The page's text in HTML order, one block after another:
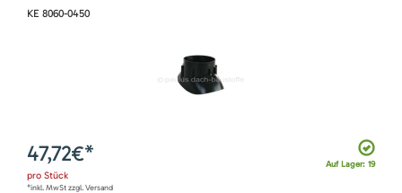
KE 8060-0450
Auf Lager: 19
47,72€*
pro Stück
*inkl. MwSt zzgl. Versand